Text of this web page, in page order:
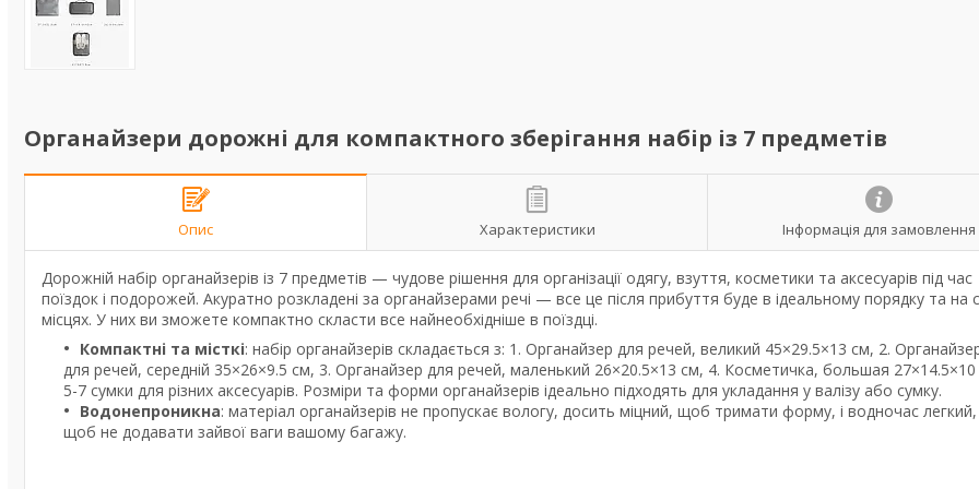
Органайзери дорожні для компактного зберігання набір із 7 предметів
Опис Характеристики Інформація для замовлення
Дорожній набір органайзерів із 7 предметів — чудове рішення для організації одягу, взуття, косметики та аксесуарів під час
поїздок і подорожей. Акуратно розкладені за органайзерами речі — все це після прибуття буде в ідеальному порядку та на
місцях. У них ви зможете компактно скласти все найнеобхідніше в поїздці.
Компактні та місткі: набір органайзерів складається з: 1. Органайзер для речей, великий 45×29.5×13 см, 2.
для речей, середній 35×26×9.5 см, 3. Органайзер для речей, маленький 26×20.5×13 см, 4. Косметичка, большая
5-7 сумки для різних аксесуарів. Розміри та форми органайзерів ідеально підходять для укладання у валізу або сумку.
Водонепроникна: матеріал органайзерів не пропускає вологу, досить міцний, щоб тримати форму, і водночас легкий,
щоб не додавати зайвої ваги вашому багажу.